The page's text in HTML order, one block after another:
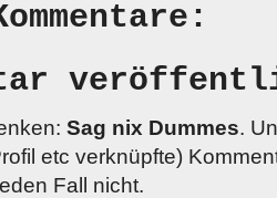
Sag nix Dummes.
etc verknüpfte)
Fall nicht.